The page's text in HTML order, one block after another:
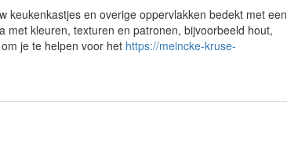
keukenkastjes en overige oppervlakken bedekt met een
met kleuren, texturen en patronen, bijvoorbeeld hout,
je te helpen voor het https://meincke-kruse-